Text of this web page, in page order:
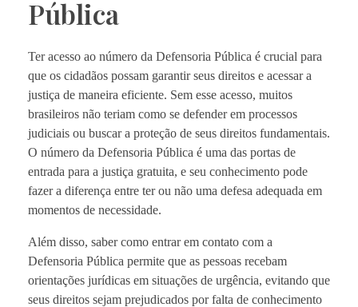
Pública
Ter acesso ao número da Defensoria Pública é crucial para
que os cidadãos possam garantir seus direitos e acessar a
justiça de maneira eficiente. Sem esse acesso, muitos
brasileiros não teriam como se defender em processos
judiciais ou buscar a proteção de seus direitos fundamentais.
O número da Defensoria Pública é uma das portas de
entrada para a justiça gratuita, e seu conhecimento pode
fazer a diferença entre ter ou não uma defesa adequada em
momentos de necessidade.
Além disso, saber como entrar em contato com a
Defensoria Pública permite que as pessoas recebam
orientações jurídicas em situações de urgência, evitando que
seus direitos sejam prejudicados por falta de conhecimento